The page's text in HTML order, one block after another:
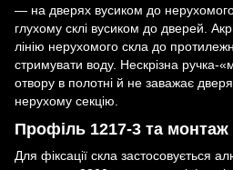
— на дверях вусиком до
глухому склі вусиком до дверей.
лінію нерухомого скла до
стримувати воду. Нескрізна ручка-
отвору в полотні й не заважає
нерухому секцію.
Профіль 1217-3 та монтаж
Для фіксації скла застосовується